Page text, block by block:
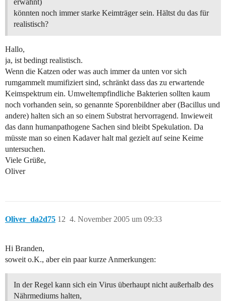
erwähnt)
könnten noch immer starke Keimträger sein. Hältst du das für
realistisch?
Hallo,
ja, ist bedingt realistisch.
Wenn die Katzen oder was auch immer da unten vor sich
rumgammelt mumifiziert sind, schränkt dass das zu erwartende
Keimspektrum ein. Umweltempfindliche Bakterien sollten kaum
noch vorhanden sein, so genannte Sporenbildner aber (Bacillus und
andere) halten sich an so einem Substrat hervorragend. Inwieweit
das dann humanpathogene Sachen sind bleibt Spekulation. Da
müsste man so einen Kadaver halt mal gezielt auf seine Keime
untersuchen.
Viele Grüße,
Oliver
Oliver_da2d75 4. November 2005 um 09:33
12
Hi Branden,
soweit o.K., aber ein paar kurze Anmerkungen:
In der Regel kann sich ein Virus überhaupt nicht außerhalb des
Nährmediums halten,